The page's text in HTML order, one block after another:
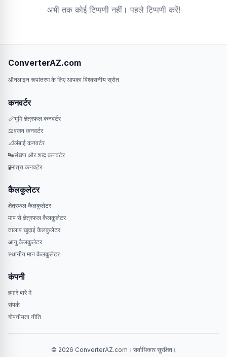
अभी तक कोई टिप्पणी नहीं। पहले टिप्पणी करें!
ConverterAZ.com
ऑनलाइन रूपांतरण के लिए आपका विश्वसनीय स्रोत
कनवर्टर
📏भूमि क्षेत्रफल कनवर्टर
⚖️वजन कनवर्टर
📐लंबाई कनवर्टर
🔤संख्या और शब्द कनवर्टर
🧪मात्रा कनवर्टर
कैलकुलेटर
क्षेत्रफल कैलकुलेटर
माप से क्षेत्रफल कैलकुलेटर
तालाब खुदाई कैलकुलेटर
आयु कैलकुलेटर
स्थानीय मान कैलकुलेटर
कंपनी
हमारे बारे में
संपर्क
गोपनीयता नीति
© 2026 ConverterAZ.com। सर्वाधिकार सुरक्षित।